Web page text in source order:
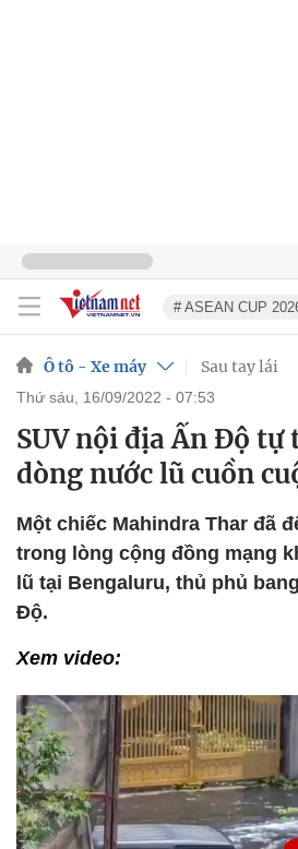
# ASEAN CUP
Ô tô - Xe máy Sau tay lái
thứ sáu, 16/09/2022 - 07:53
SUV nội địa Ấn Độ tự
dòng nước lũ cuồn
Một chiếc Mahindra Thar đã
trong lòng cộng đồng mạng
lũ tại Bengaluru, thủ phủ
Độ.
Xem video: